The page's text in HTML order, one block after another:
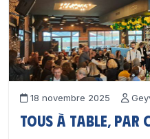
18 novembre 2025
Tous à table, par